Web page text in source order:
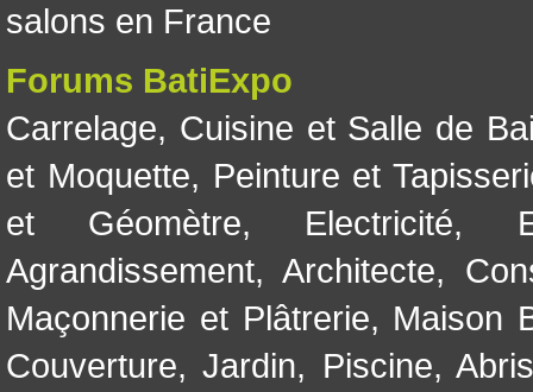
salons en France
Forums BatiExpo
Carrelage, Cuisine et Salle de
et Moquette, Peinture et
et Géomètre, Electricité,
Agrandissement, Architecte,
Maçonnerie et Plâtrerie, Maison
Couverture,Jardin, Piscine,